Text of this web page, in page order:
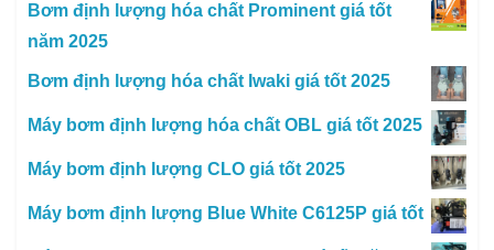
Bơm định lượng hóa chất Prominent giá tốt
năm 2025
Bơm định lượng hóa chất Iwaki giá tốt 2025
Máy bơm định lượng hóa chất OBL giá tốt 2025
Máy bơm định lượng CLO giá tốt 2025
Máy bơm định lượng Blue White C6125P giá tốt